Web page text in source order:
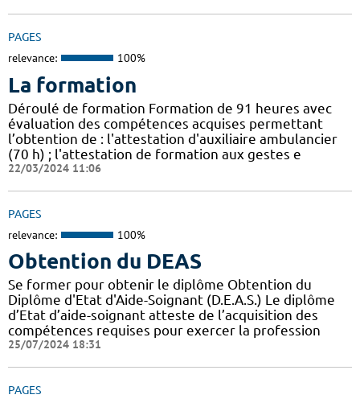
PAGES
relevance: 100%
La formation
Déroulé de formation Formation de 91 heures avec
évaluation des compétences acquises permettant
l’obtention de : l'attestation d'auxiliaire ambulancier
(70 h) ; l'attestation de formation aux gestes e
22/03/2024 11:06
PAGES
relevance: 100%
Obtention du DEAS
Se former pour obtenir le diplôme Obtention du
Diplôme d'Etat d'Aide-Soignant (D.E.A.S.) Le diplôme
d’Etat d’aide-soignant atteste de l’acquisition des
compétences requises pour exercer la profession
25/07/2024 18:31
PAGES